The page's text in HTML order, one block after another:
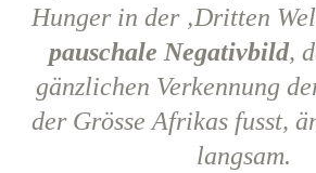
Hunger in der ‚Dritten
pauschale Negativbild,
gänzlichen Verkennung
der Grösse Afrikas fusst,
langsam.